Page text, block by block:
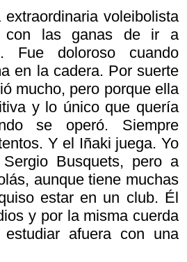
voleibolista
con las ganas de ir a
Fue doloroso cuando
en la cadera. Por suerte
mucho, pero porque ella
y lo único que quería
se operó. Siempre
Y el Iñaki juega. Yo
Busquets, pero a
aunque tiene muchas
estar en un club. Él
y por la misma cuerda
afuera con una